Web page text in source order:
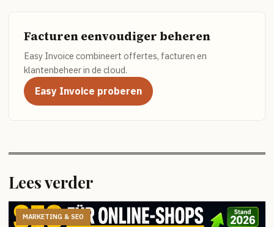
Facturen eenvoudiger beheren
Easy Invoice combineert offertes, facturen en
klantenbeheer in de cloud.
Easy Invoice proberen
Lees verder
MARKETING & SEO